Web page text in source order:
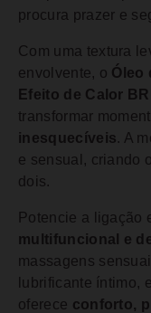
procura prazer e
Com uma textura
envolvente, o Óleo
Efeito de Calor
transformar
inesquecíveis. A
e sensual, criando
dois.
Potencie a ligação
multifuncional e
massagens
lubrificante íntimo,
oferece conforto,